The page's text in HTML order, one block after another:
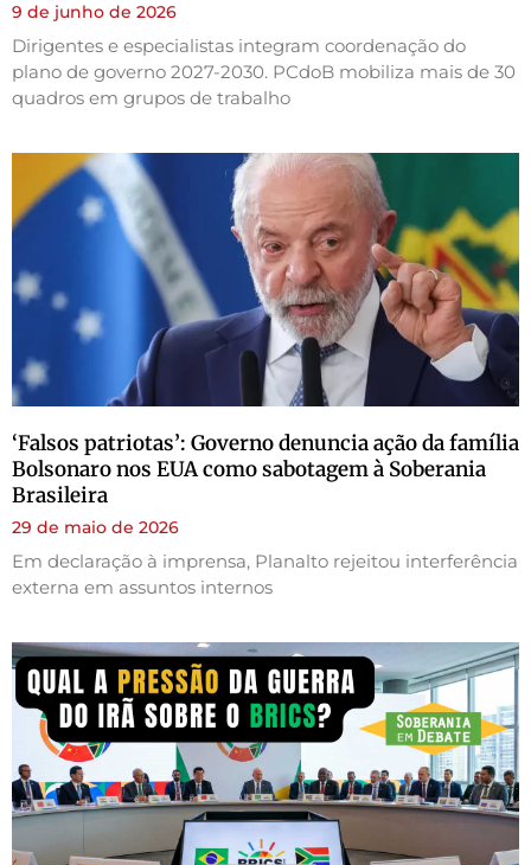
9 de junho de 2026
Dirigentes e especialistas integram coordenação do
plano de governo 2027-2030. PCdoB mobiliza mais de 30
quadros em grupos de trabalho
‘Falsos patriotas’: Governo denuncia ação da família
Bolsonaro nos EUA como sabotagem à Soberania
Brasileira
29 de maio de 2026
Em declaração à imprensa, Planalto rejeitou interferência
externa em assuntos internos